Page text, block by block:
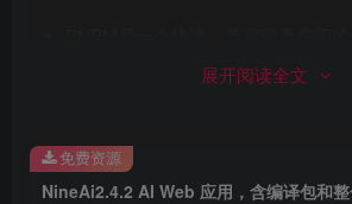
本地⽐较简单，各⾃进⼊对应的安
可。
展开阅读全文
免费资源